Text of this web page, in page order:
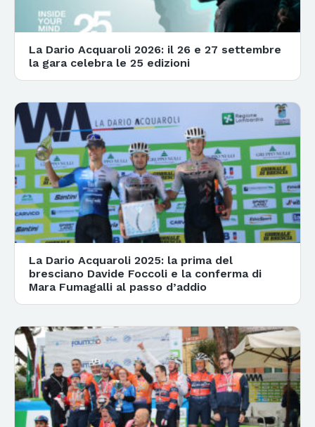
La Dario Acquaroli 2026: il 26 e 27 settembre
la gara celebra le 25 edizioni
La Dario Acquaroli 2025: la prima del
bresciano Davide Foccoli e la conferma di
Mara Fumagalli al passo d’addio